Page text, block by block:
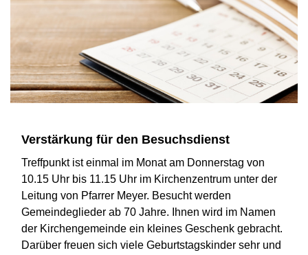
Verstärkung für den Besuchsdienst
Treffpunkt ist einmal im Monat am Donnerstag von
10.15 Uhr bis 11.15 Uhr im Kirchenzentrum unter der
Leitung von Pfarrer Meyer. Besucht werden
Gemeindeglieder ab 70 Jahre. Ihnen wird im Namen
der Kirchengemeinde ein kleines Geschenk gebracht.
Darüber freuen sich viele Geburtstagskinder sehr und